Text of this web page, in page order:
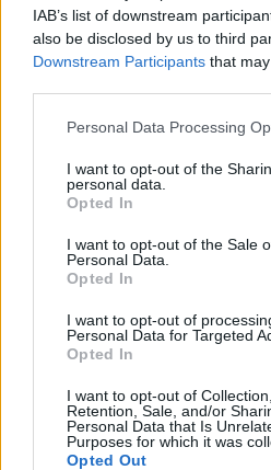
IAB’s list of downstream
also be disclosed by us to third
Downstream Participants that
Personal Data Processing
I want to opt-out of the
personal data.
Opted In
I want to opt-out of the Sale
Personal Data.
Opted In
I want to opt-out of
Personal Data for Targeted
Opted In
I want to opt-out of
Retention, Sale, and/or
Personal Data that Is
Purposes for which it was
Opted Out
Imre
Oktatás és nevelés területén
szabadidőmben írok. Szeretek
mögé és közben keresem az
cikkeket és apró
KAPCSOLÓDÓ CIKKEK
Minka 14. rész
Minka 13. rész